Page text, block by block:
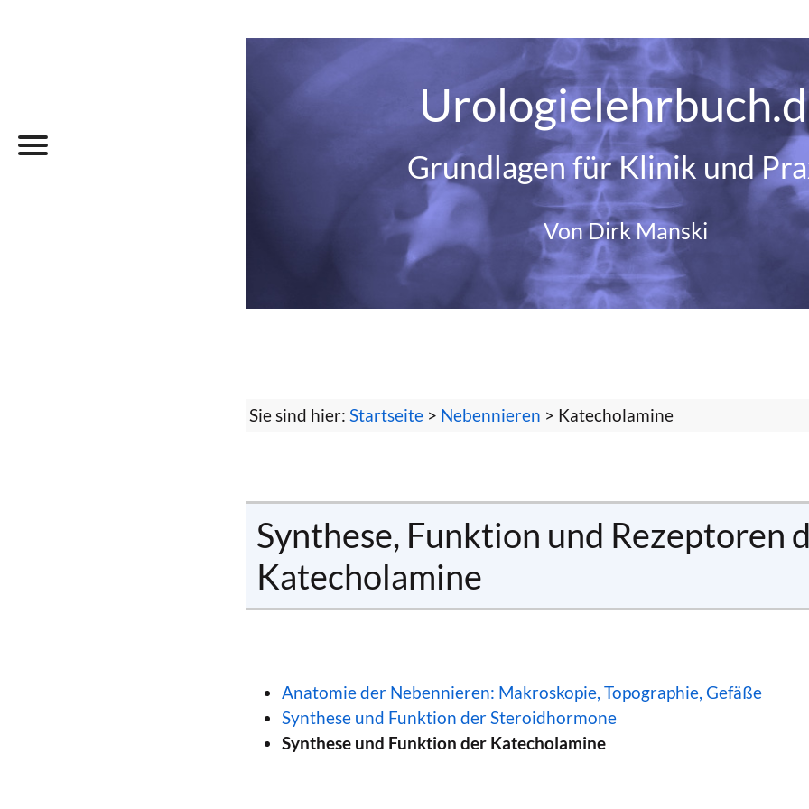
Grundlagen für Klinik und
Von Dirk Manski
Sie sind hier: Startseite > Nebennieren > Katecholamine
Synthese, Funktion und Rezeptoren
Katecholamine
Anatomie der Nebennieren: Makroskopie, Topographie, Gefäße
Synthese und Funktion der Steroidhormone
Synthese und Funktion der Katecholamine